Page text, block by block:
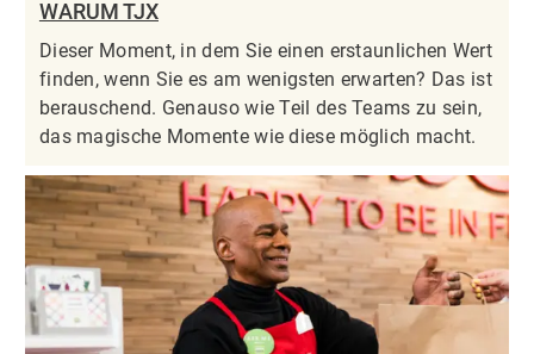
WARUM TJX
Dieser Moment, in dem Sie einen erstaunlichen Wert
finden, wenn Sie es am wenigsten erwarten? Das ist
berauschend. Genauso wie Teil des Teams zu sein,
das magische Momente wie diese möglich macht.